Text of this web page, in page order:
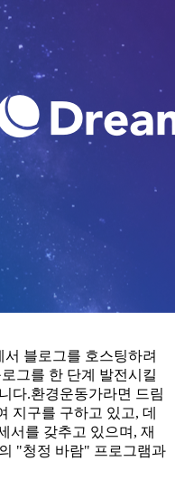
블로그를 호스팅하려
그를 한 단계 발전시킬
다.환경운동가라면 드림
지구를 구하고 있고, 데
서를 갖추고 있으며, 재
"청정 바람" 프로그램과